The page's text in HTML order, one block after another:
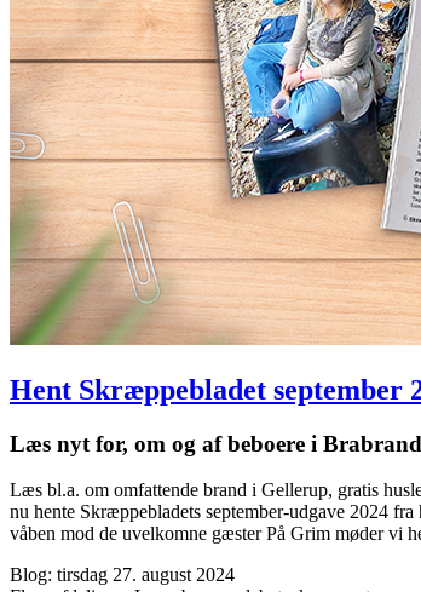
Hent Skræppe­bladet september
Læs nyt for, om og af beboere i
Læs bl.a. om omfattende brand i Gellerup, gratis
nu hente Skræppebladets september-udgave 2024
våben mod de uvelkomne gæster På Grim møder vi
Blog: tirsdag 27. august 2024